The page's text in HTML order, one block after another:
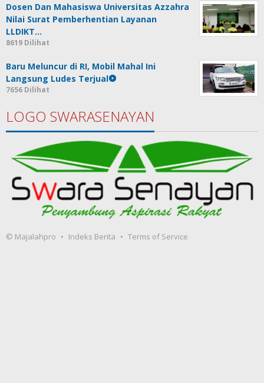
Dosen Dan Mahasiswa Universitas Azzahra
Nilai Surat Pemberhentian Layanan
LLDIKT…
8619 Dilihat
Baru Meluncur di RI, Mobil Mahal Ini
Langsung Ludes Terjual
7656 Dilihat
LOGO SWARASENAYAN
© Majalahpro Indeks Berita Terms of Service